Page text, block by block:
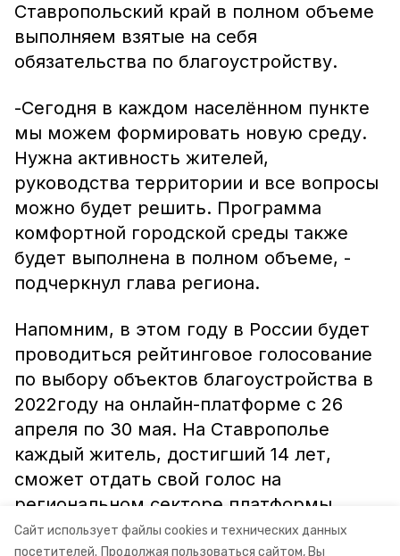
Сайт использует файлы cookies и технических данных
посетителей. Продолжая пользоваться сайтом, Вы
Ставропольский край в полном объеме
выполняем взятые на себя
обязательства по благоустройству.
-Сегодня в каждом населённом пункте
мы можем формировать новую среду.
Нужна активность жителей,
руководства территории и все вопросы
можно будет решить. Программа
комфортной городской среды также
будет выполнена в полном объеме, -
подчеркнул глава региона.
Напомним, в этом году в России будет
проводиться рейтинговое голосование
по выбору объектов благоустройства в
2022году на онлайн-платформе с 26
апреля по 30 мая. На Ставрополье
каждый житель, достигший 14 лет,
сможет отдать свой голос на
региональном секторе платформы.
Информация: миндор СК